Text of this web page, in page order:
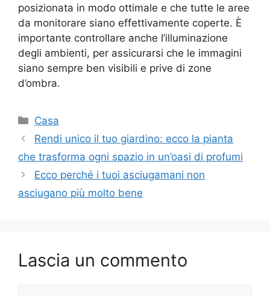
posizionata in modo ottimale e che tutte le aree
da monitorare siano effettivamente coperte. È
importante controllare anche l’illuminazione
degli ambienti, per assicurarsi che le immagini
siano sempre ben visibili e prive di zone
d’ombra.
Categorie
Casa
Rendi unico il tuo giardino: ecco la pianta
che trasforma ogni spazio in un’oasi di profumi
Ecco perché i tuoi asciugamani non
asciugano più molto bene
Lascia un commento